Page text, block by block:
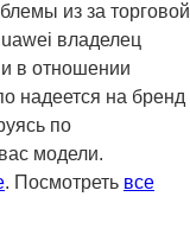
из за торговой
владелец
в отношении
надеется на бренд
по
модели.
. Посмотреть все